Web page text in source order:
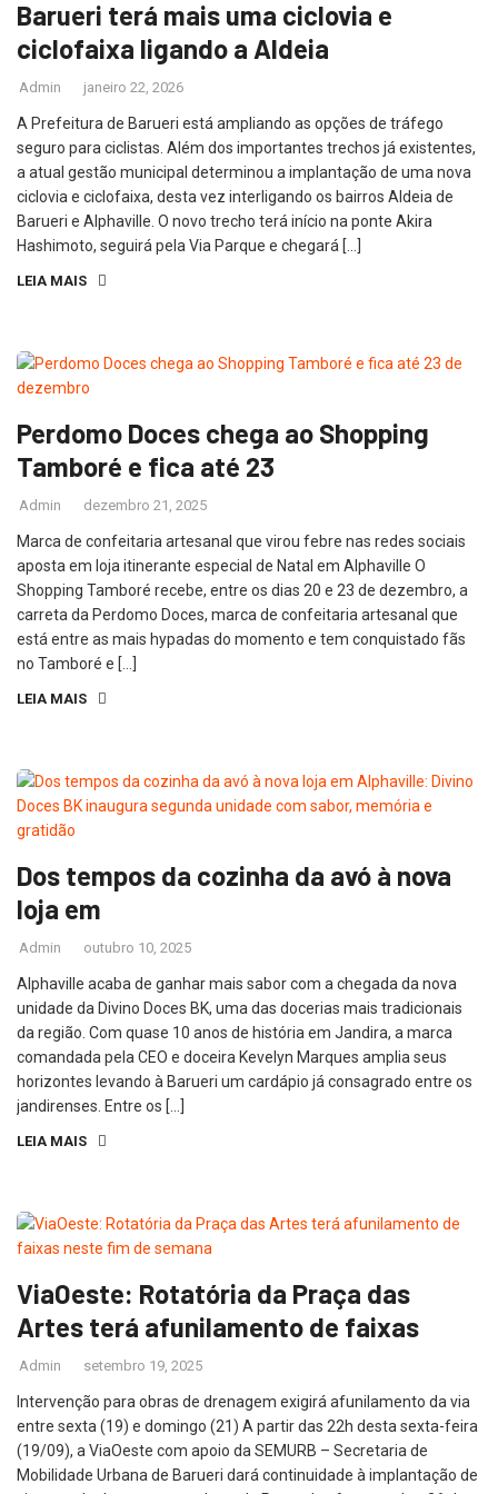
Barueri terá mais uma ciclovia e
ciclofaixa ligando a Aldeia
Admin janeiro 22, 2026
A Prefeitura de Barueri está ampliando as opções de tráfego
seguro para ciclistas. Além dos importantes trechos já existentes,
a atual gestão municipal determinou a implantação de uma nova
ciclovia e ciclofaixa, desta vez interligando os bairros Aldeia de
Barueri e Alphaville. O novo trecho terá início na ponte Akira
Hashimoto, seguirá pela Via Parque e chegará […]
LEIA MAIS
Perdomo Doces chega ao Shopping
Tamboré e fica até 23
Admin dezembro 21, 2025
Marca de confeitaria artesanal que virou febre nas redes sociais
aposta em loja itinerante especial de Natal em Alphaville O
Shopping Tamboré recebe, entre os dias 20 e 23 de dezembro, a
carreta da Perdomo Doces, marca de confeitaria artesanal que
está entre as mais hypadas do momento e tem conquistado fãs
no Tamboré e […]
LEIA MAIS
Dos tempos da cozinha da avó à nova
loja em
Admin outubro 10, 2025
Alphaville acaba de ganhar mais sabor com a chegada da nova
unidade da Divino Doces BK, uma das docerias mais tradicionais
da região. Com quase 10 anos de história em Jandira, a marca
comandada pela CEO e doceira Kevelyn Marques amplia seus
horizontes levando à Barueri um cardápio já consagrado entre os
jandirenses. Entre os […]
LEIA MAIS
ViaOeste: Rotatória da Praça das
Artes terá afunilamento de faixas
Admin setembro 19, 2025
Intervenção para obras de drenagem exigirá afunilamento da via
entre sexta (19) e domingo (21) A partir das 22h desta sexta-feira
(19/09), a ViaOeste com apoio da SEMURB – Secretaria de
Mobilidade Urbana de Barueri dará continuidade à implantação de